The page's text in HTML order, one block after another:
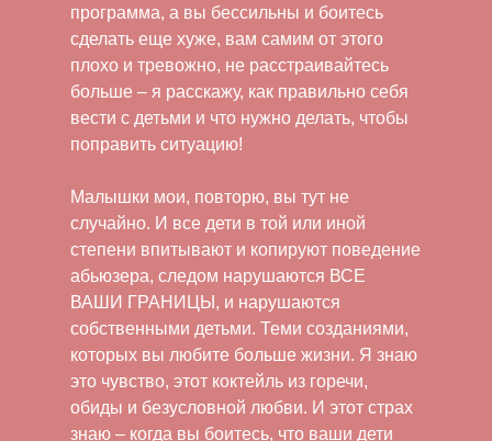
программа, а вы бессильны и боитесь
сделать еще хуже, вам самим от этого
плохо и тревожно, не расстраивайтесь
больше – я расскажу, как правильно себя
вести с детьми и что нужно делать, чтобы
поправить ситуацию!
Малышки мои, повторю, вы тут не
случайно. И все дети в той или иной
степени впитывают и копируют поведение
абьюзера, следом нарушаются ВСЕ
ВАШИ ГРАНИЦЫ, и нарушаются
собственными детьми. Теми созданиями,
которых вы любите больше жизни. Я знаю
это чувство, этот коктейль из горечи,
обиды и безусловной любви. И этот страх
знаю – когда вы боитесь, что ваши дети